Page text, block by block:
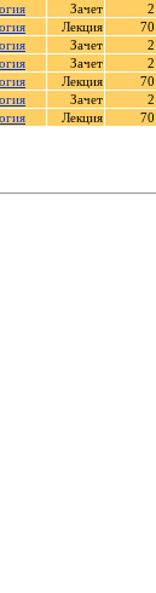
Зачет 2
Лекция 70
Зачет 2
Зачет 2
Лекция 70
Зачет 2
Лекция 70